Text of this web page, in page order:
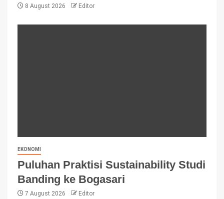
8 August 2026 Editor
EKONOMI
Puluhan Praktisi Sustainability Studi
Banding ke Bogasari
7 August 2026 Editor